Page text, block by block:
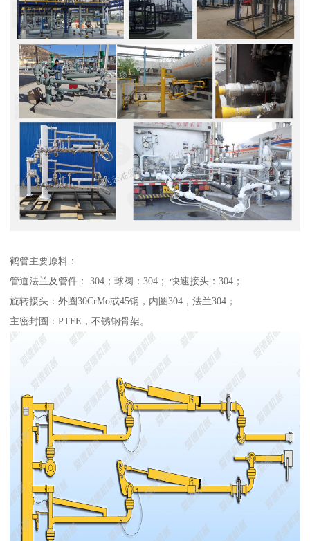
鹤管主要原料：
管道法兰及管件： 304；球阀：304； 快速接头：304；
旋转接头：外圈30CrMo或45钢，内圈304，法兰304；
主密封圈：PTFE，不锈钢骨架。